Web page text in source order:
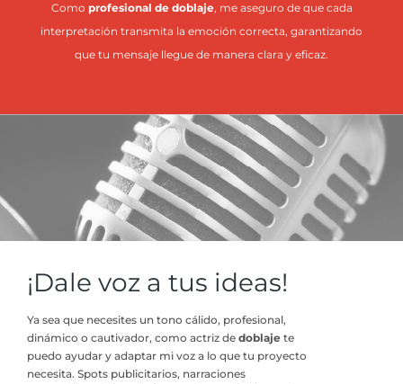
Como profesional de doblaje, me aseguro de que cada
interpretación transmita la emoción correcta, garantizando
que tu mensaje llegue de manera clara y eficaz.
¡Dale voz a tus ideas!
Ya sea que necesites un tono cálido, profesional,
dinámico o cautivador, como actriz de doblaje te
puedo ayudar y adaptar mi voz a lo que tu proyecto
necesita. Spots publicitarios, narraciones